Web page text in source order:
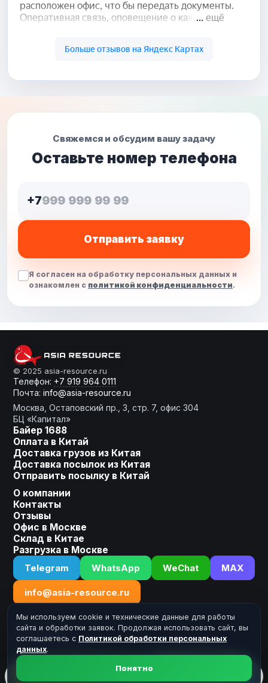
Мы используем cookie и технические данные для работы
сайта и обработки заявок. Продолжая использовать сайт, вы
соглашаетесь с Политикой обработки персональных
данных.
Понятно
Свяжемся и обсудим вашу задачу
Оставьте номер телефона
+7
Отправить заявку
Я согласен на обработку персональных данных и
ознакомлен с политикой конфиденциальности.
Готовы получить расчет?
От слов к делу
Ваше имя
Номер телефона
Получить расчет
Оставьте заявку, мы сделаем
для Вас индивидуальное
предложение!
© 2025 asia-resource.ru
Телефон: +7 919 964 0111
Почта: info@asia-resource.ru
Москва, Остаповский пр., 3, стр. 7, офис 304
БЦ «Капитал»
Байер 1688
Оплата в Китай
Доставка грузов из Китая
Доставка посылок из Китая
Отправить посылку в Китай
О компании
Контакты
Отзывы
Офис в Москве
Склад в Китае
Разгрузка в Москве
Telegram
WhatsApp WeChat MAX
info@asia-resource.ru
Реквизиты
ИП Кабанов А.А.
ИНН: 502723918030
Telegram